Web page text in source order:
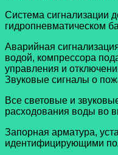
Система сигнализации
гидропневматическом
Аварийная
водой, компрессора
управления и
Звуковые сигналы о
Все световые и
расходования воды во
Запорная арматура,
идентифицирующими